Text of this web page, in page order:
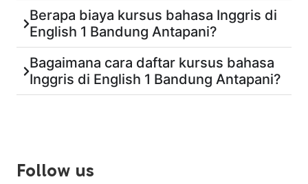
Berapa biaya kursus bahasa Inggris di
English 1 Bandung Antapani?
Bagaimana cara daftar kursus bahasa
Inggris di English 1 Bandung Antapani?
Follow us